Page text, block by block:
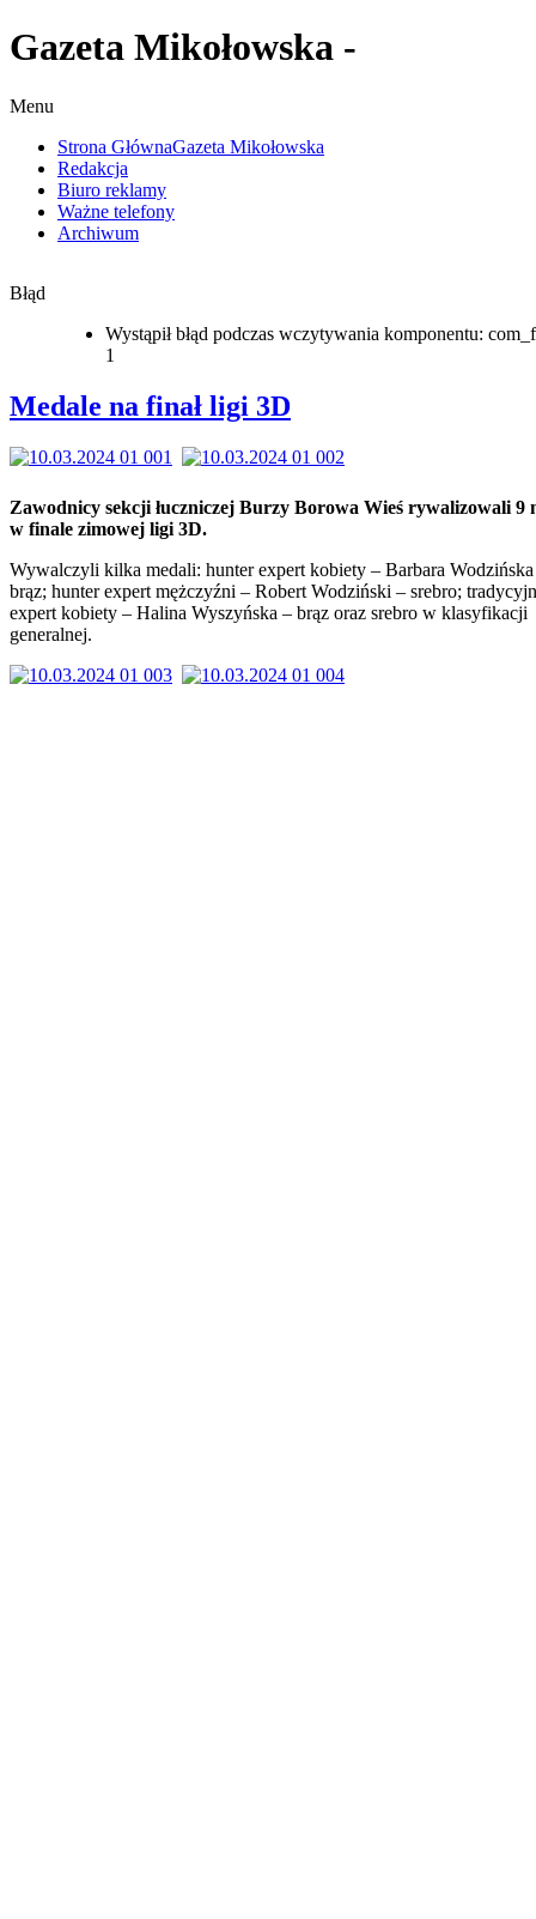
Gazeta Mikołowska -
Menu
Strona GłównaGazeta Mikołowska
Redakcja
Biuro reklamy
Ważne telefony
Archiwum
Błąd
Wystąpił błąd podczas wczytywania komponentu:
1
Medale na finał ligi 3D
Zawodnicy sekcji łuczniczej Burzy Borowa Wieś rywalizowali 9
w finale zimowej ligi 3D.
Wywalczyli kilka medali: hunter expert kobiety – Barbara
brąz; hunter expert mężczyźni – Robert Wodziński – srebro;
expert kobiety – Halina Wyszyńska – brąz oraz srebro w klasyfikacji
generalnej.